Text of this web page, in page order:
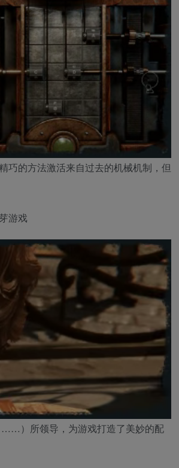
巧的方法激活来自过去的机械机制，但
……）所领导，为游戏打造了美妙的配